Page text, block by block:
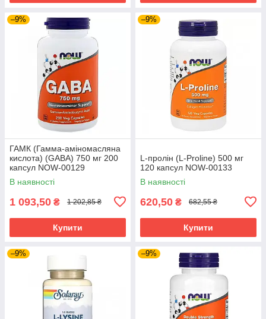
–9%
ГАМК (Гамма-аміномасляна
кислота) (GABA) 750 мг 200
капсул NOW-00129
В наявності
1 093,50 ₴ 1 202,85 ₴
Купити
–9%
L-пролін (L-Proline) 500 мг
120 капсул NOW-00133
В наявності
620,50 ₴ 682,55 ₴
Купити
–9% –9%